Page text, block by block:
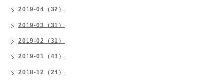
2019-04（32）
2019-03（31）
2019-02（31）
2019-01（43）
2018-12（24）